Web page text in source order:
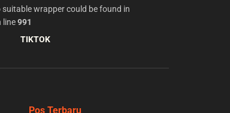
wrapper could be found in
line991
TIKTOK
Pos Terbaru